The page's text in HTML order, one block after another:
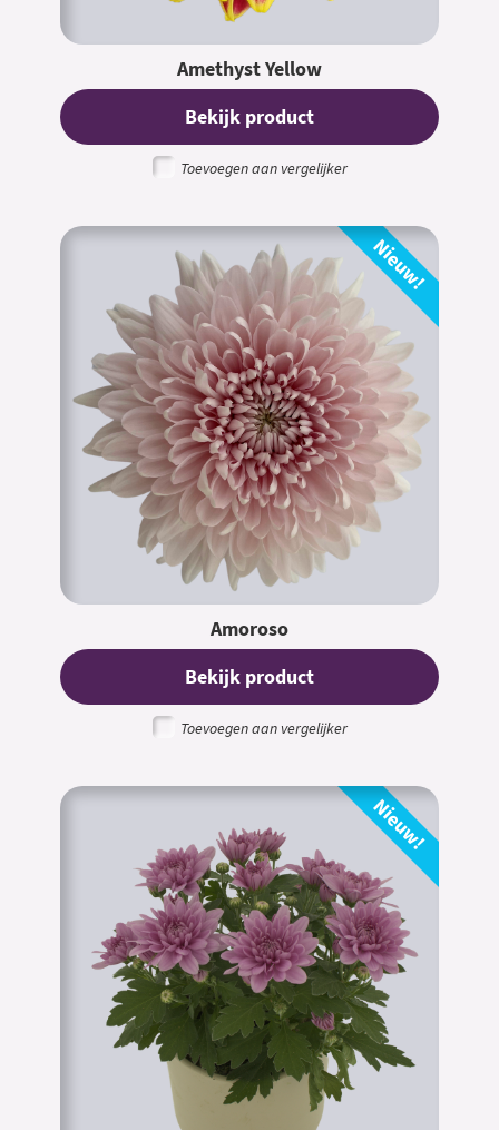
Amethyst Yellow
Bekijk product
Toevoegen aan vergelijker
Nieuw!
Amoroso
Bekijk product
Toevoegen aan vergelijker
Nieuw!